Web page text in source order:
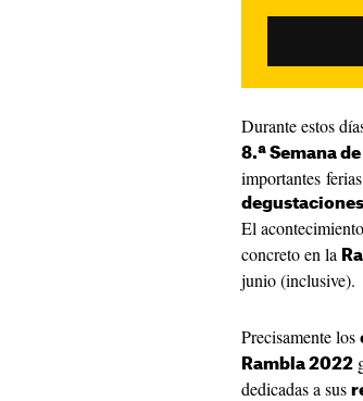
Durante estos
8.ª Semana
importantes
El
concreto en la
junio (inclusive).
Precisamente los
Rambla 2022
dedicadas a sus